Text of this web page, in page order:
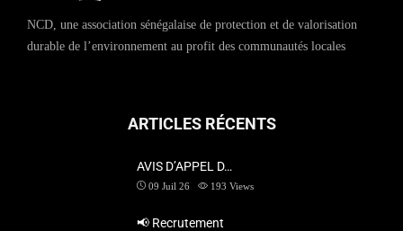
NCD, une association sénégalaise de protection et de valorisation
durable de l’environnement au profit des communautés locales
ARTICLES RÉCENTS
AVIS D’APPEL D…
09 Juil 26 193 Views
📢 Recrutement